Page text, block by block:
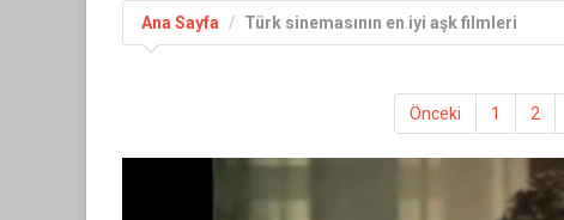
Ana Sayfa Türk sinemasının en iyi aşk filmleri
Önceki 1 2